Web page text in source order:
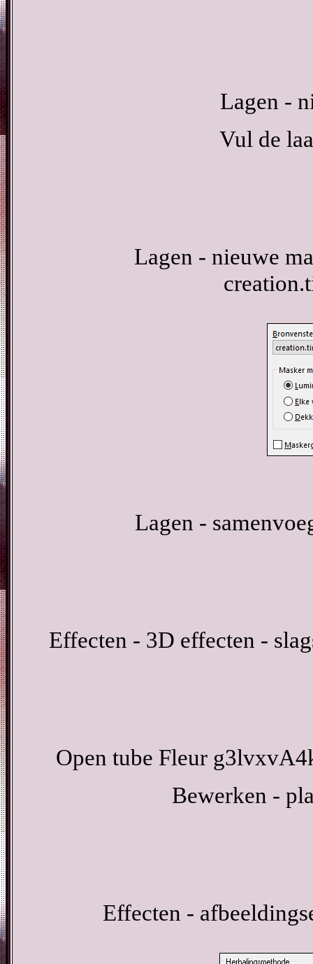
Lagen -
Vul de
Lagen - nieuwe
Lagen -
Effecten - 3D effecten -
Open tube Fleur
Bewerken -
Effecten -